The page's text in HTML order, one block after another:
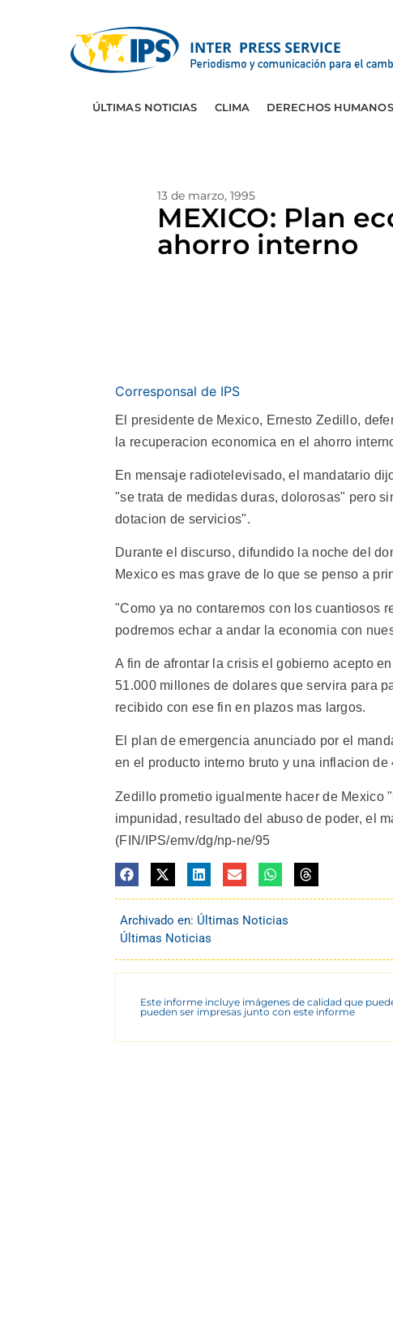
ÚLTIMAS NOTICIAS CLIMA DERECHOS HUMANOS
13 de marzo, 1995
MEXICO: Plan
ahorro interno
Corresponsal de IPS
El presidente de Mexico, Ernesto Zedillo,
la recuperacion economica en el ahorro
En mensaje radiotelevisado, el mandatario
"se trata de medidas duras, dolorosas" pero
dotacion de servicios".
Durante el discurso, difundido la noche del
Mexico es mas grave de lo que se penso a
"Como ya no contaremos con los cuantiosos
podremos echar a andar la economia con
A fin de afrontar la crisis el gobierno acepto
51.000 millones de dolares que servira para
recibido con ese fin en plazos mas largos.
El plan de emergencia anunciado por el
en el producto interno bruto y una inflacion
Zedillo prometio igualmente hacer de Mexico
impunidad, resultado del abuso de poder, el
(FIN/IPS/emv/dg/np-ne/95
Archivado en: Últimas Noticias
Últimas Noticias
Este informe incluye imágenes de calidad que
pueden ser impresas junto con este informe